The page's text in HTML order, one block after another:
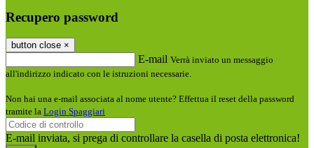
Recupero password
button close ×
E-mail Verrà inviato un messaggio
all'indirizzo indicato con le istruzioni necessarie.
Non hai una e-mail associata al nome utente? Effettua il reset della password
tramite la Login Spaggiari
E-mail inviata, si prega di controllare la casella di posta elettronica!